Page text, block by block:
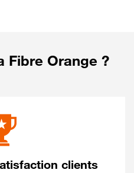
Fibre Orange ?
clients